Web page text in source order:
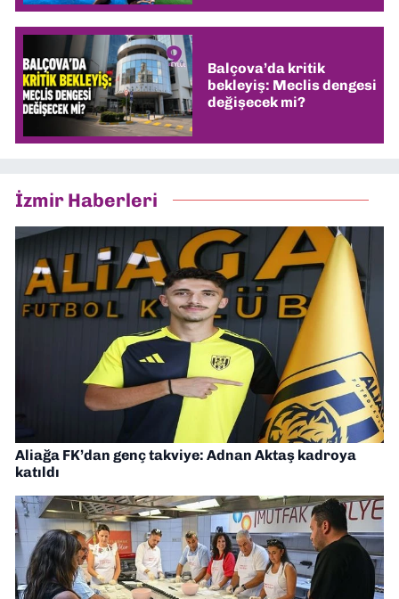
Balçova’da kritik
bekleyiş: Meclis dengesi
değişecek mi?
İzmir Haberleri
Aliağa FK’dan genç takviye: Adnan Aktaş kadroya
katıldı